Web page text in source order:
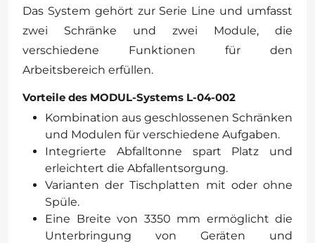
Das System gehört zur Serie Line und umfasst
zwei Schränke und zwei Module, die
verschiedene Funktionen für den
Arbeitsbereich erfüllen.
Vorteile des MODUL-Systems L-04-002
Kombination aus geschlossenen Schränken
und Modulen für verschiedene Aufgaben.
Integrierte Abfalltonne spart Platz und
erleichtert die Abfallentsorgung.
Varianten der Tischplatten mit oder ohne
Spüle.
Eine Breite von 3350 mm ermöglicht die
Unterbringung von Geräten und